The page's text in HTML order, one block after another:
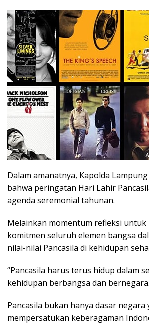
Dalam amanatnya, Kapolda
bahwa peringatan Hari Lahir
agenda seremonial tahunan.
Melainkan momentum refleksi untuk
komitmen seluruh elemen bangsa
nilai-nilai Pancasila di kehidupan
“Pancasila harus terus hidup dalam
kehidupan berbangsa dan bernegara.
Pancasila bukan hanya dasar negara
mempersatukan keberagaman